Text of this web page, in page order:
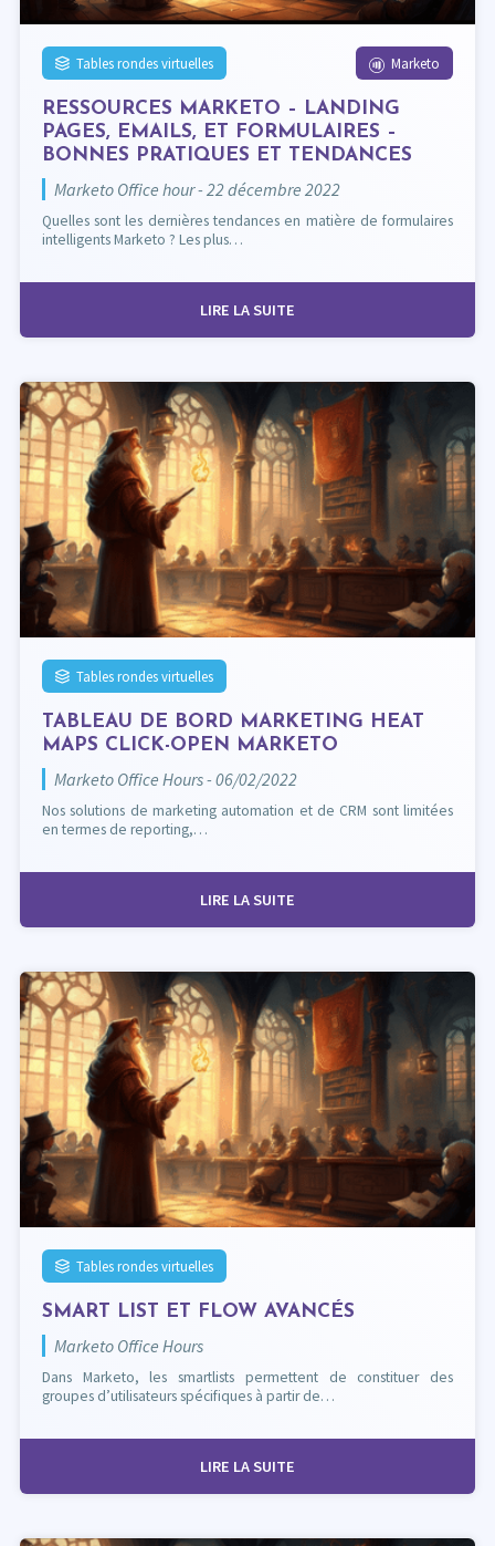
Tables rondes virtuelles Marketo
RESSOURCES MARKETO – LANDING
PAGES, EMAILS, ET FORMULAIRES –
BONNES PRATIQUES ET TENDANCES
Marketo Office hour - 22 décembre 2022
Quelles sont les dernières tendances en matière de formulaires
intelligents Marketo ? Les plus…
LIRE LA SUITE
Tables rondes virtuelles
TABLEAU DE BORD MARKETING HEAT
MAPS CLICK-OPEN MARKETO
Marketo Office Hours - 06/02/2022
Nos solutions de marketing automation et de CRM sont limitées
en termes de reporting,…
LIRE LA SUITE
Tables rondes virtuelles
SMART LIST ET FLOW AVANCÉS
Marketo Office Hours
Dans Marketo, les smartlists permettent de constituer des
groupes d’utilisateurs spécifiques à partir de…
LIRE LA SUITE